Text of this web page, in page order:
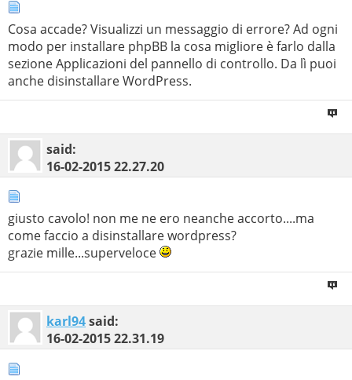
Cosa accade? Visualizzi un messaggio di errore? Ad ogni
modo per installare phpBB la cosa migliore è farlo dalla
sezione Applicazioni del pannello di controllo. Da lì puoi
anche disinstallare WordPress.
said:
16-02-201522.27.20
giusto cavolo! non me ne ero neanche accorto....ma
come faccio a disinstallare wordpress?
grazie mille...superveloce
karl94said:
16-02-201522.31.19